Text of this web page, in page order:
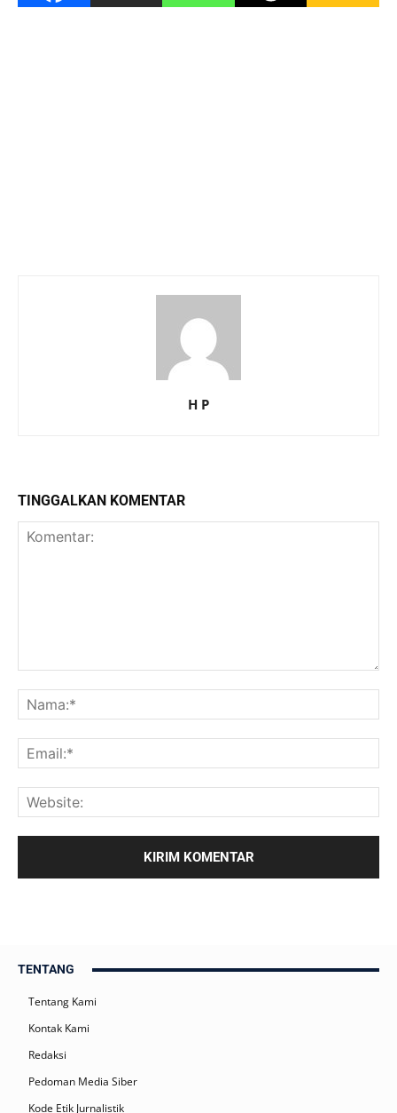
H P
TINGGALKAN KOMENTAR
TENTANG
Tentang Kami
Kontak Kami
Redaksi
Pedoman Media Siber
Kode Etik Jurnalistik